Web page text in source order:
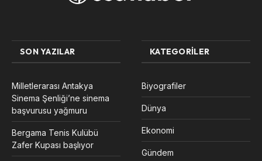
SON YAZILAR
Milletlerarası Antakya
Sinema Şenliği’ne sinema
başvurusu yağmuru
Bergama Tenis Kulübü
Zafer Kupası başlıyor
KATEGORILER
Biyografiler
Dünya
Ekonomi
Gündem